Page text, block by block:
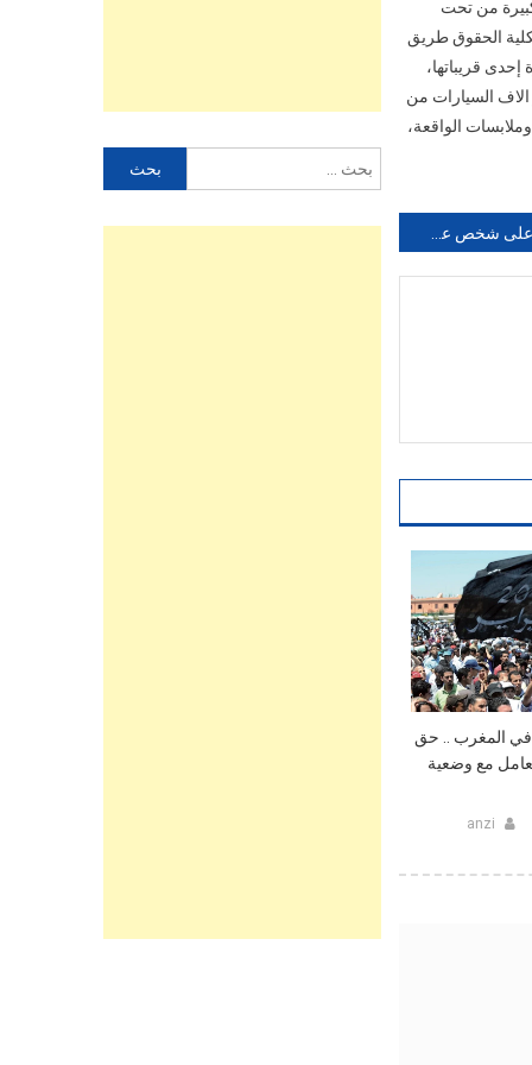
إثر سقوط حجرة كبيرة من تحت
الحقوق طريق
إحدى قريباتها،
السيارات من
الواقعة،
في المغرب .. حق
مع وضعية
anzi
عن: